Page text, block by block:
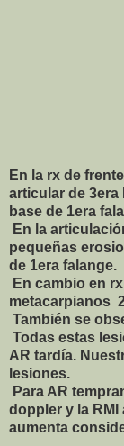
En la rx de
articular de
base de 1era
En la
pequeñas
de 1era falange.
En cambio en
metacarpianos
También se
Todas estas
AR tardía.
lesiones.
Para AR
doppler y la
aumenta